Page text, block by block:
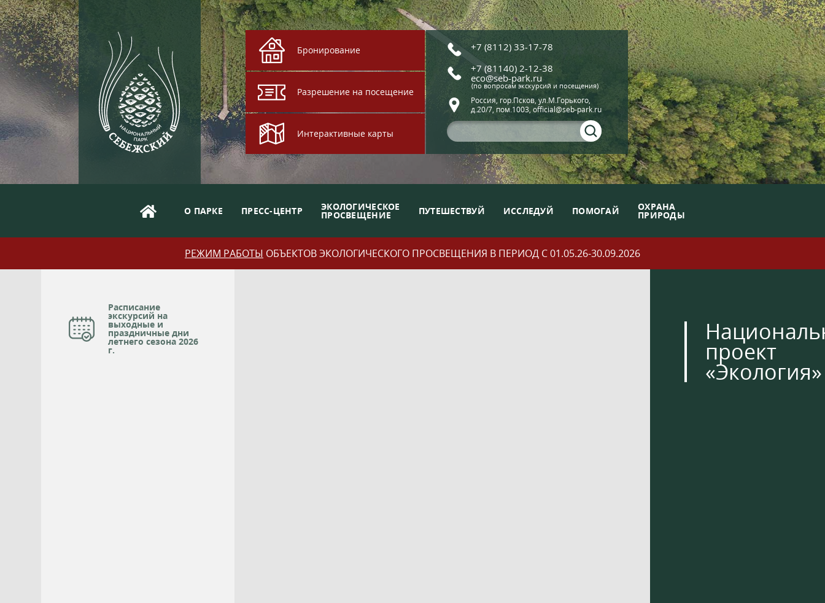
Бронирование
Разрешение на посещение
Интерактивные карты
+7 (8112) 33-17-78
+7 (81140) 2-12-38
eco@seb-park.ru
(по вопросам экскурсий и посещения)
Россия, гор.Псков, ул.М.Горького,
д.20/7, пом.1003, official@seb-park.ru
О ПАРКЕ ПРЕСС-ЦЕНТР ЭКОЛОГИЧЕСКОЕ
ПРОСВЕЩЕНИЕ ПУТЕШЕСТВУЙ ИССЛЕДУЙ ПОМОГАЙ ОХРАНА
ПРИРОДЫ
РЕЖИМ РАБОТЫ ОБЪЕКТОВ ЭКОЛОГИЧЕСКОГО ПРОСВЕЩЕНИЯ В ПЕРИОД С 01.05.26-30.09.2026
Расписание
экскурсий на
выходные и
праздничные дни
летнего сезона 2026
г. проект
«Экология»